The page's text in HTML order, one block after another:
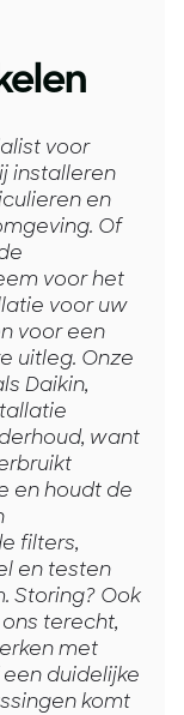
voor
installeren
en
Of
voor het
voor uw
voor een
uitleg. Onze
Daikin,
want
en houdt de
filters,
en testen
Storing? Ook
terecht,
met
duidelijke
komt